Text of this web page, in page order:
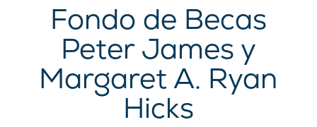
Fondo de Becas
Peter James y
Margaret A. Ryan
Hicks